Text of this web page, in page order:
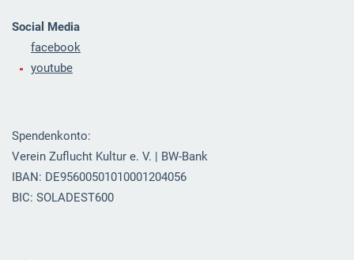
Social Media
facebook
youtube
Spendenkonto:
Verein Zuflucht Kultur e. V. | BW-Bank
IBAN: DE95600501010001204056
BIC: SOLADEST600